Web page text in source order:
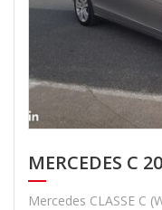
MERCEDES C
Mercedes CLASSE C